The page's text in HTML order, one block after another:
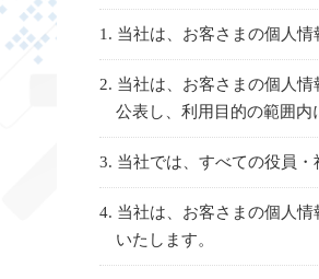
1. 当社は、お客さまの個人
2. 当社は、お客さまの個人
公表し、利用目的の範囲内
3. 当社では、すべての役員
4. 当社は、お客さまの個人
いたします。